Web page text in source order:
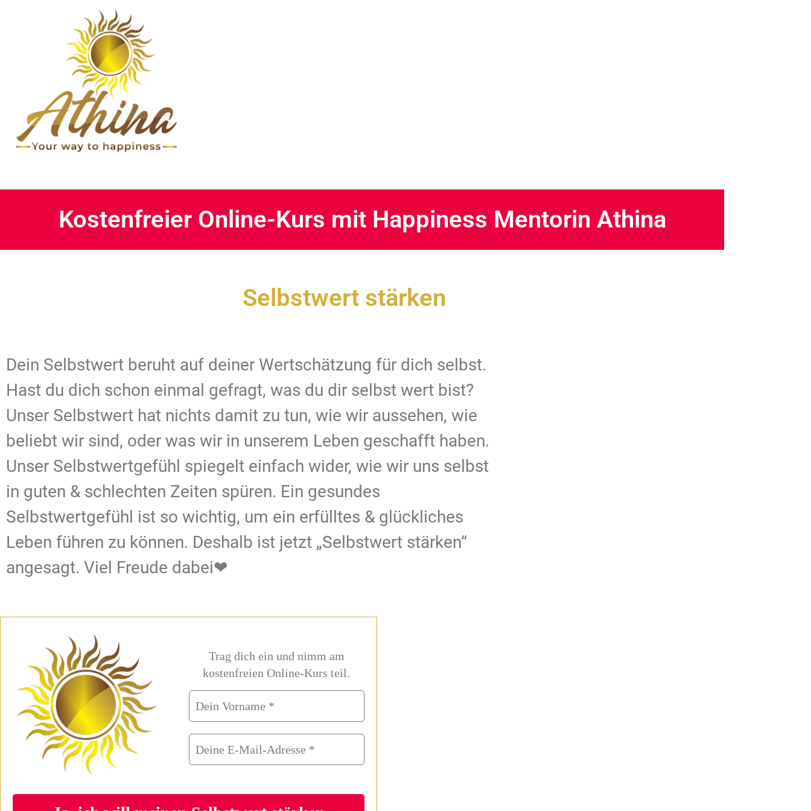
Kostenfreier Online-Kurs mit Happiness Mentorin Athina
Selbstwert stärken
Dein Selbstwert beruht auf deiner Wertschätzung für dich selbst.
Hast du dich schon einmal gefragt, was du dir selbst wert bist?
Unser Selbstwert hat nichts damit zu tun, wie wir aussehen, wie
beliebt wir sind, oder was wir in unserem Leben geschafft haben.
Unser Selbstwertgefühl spiegelt einfach wider, wie wir uns selbst
in guten & schlechten Zeiten spüren. Ein gesundes
Selbstwertgefühl ist so wichtig, um ein erfülltes & glückliches
Leben führen zu können. Deshalb ist jetzt „Selbstwert stärken“
angesagt. Viel Freude dabei❤
Trag dich ein und nimm am
kostenfreien Online-Kurs teil.